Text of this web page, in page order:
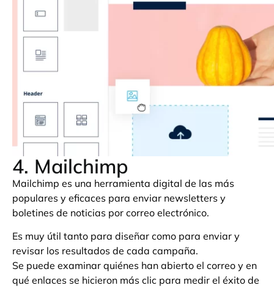
4. Mailchimp
Mailchimp es una herramienta digital de las más
populares y eficaces para enviar newsletters y
boletines de noticias por correo electrónico.
Es muy útil tanto para diseñar como para enviar y
revisar los resultados de cada campaña.
Se puede examinar quiénes han abierto el correo y en
qué enlaces se hicieron más clic para medir el éxito de